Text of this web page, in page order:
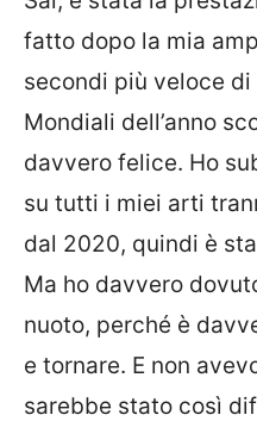
fatto dopo la mia
secondi più veloce
Mondiali dell’anno
davvero felice. Ho
su tutti i miei arti
dal 2020, quindi è
Ma ho davvero
nuoto, perché è
e tornare. E non
sarebbe stato così